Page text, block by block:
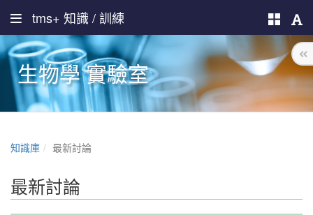
tms+ 知識 / 訓練
生物學 實驗室
知識庫 最新討論
最新討論